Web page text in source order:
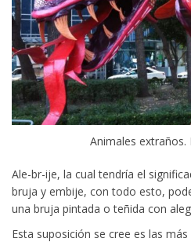
Animales extraños.
Ale-br-ije, la cual tendría el
bruja y embije, con todo esto,
una bruja pintada o teñida con
Esta suposición se cree es las